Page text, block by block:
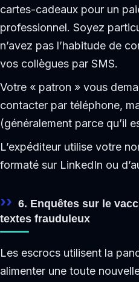
cartes-cadeaux pour un
professionnel. Soyez
n’avez pas l’habitude de
vos collègues par SMS.
Votre « patron » vous
contacter par téléphone,
(généralement parce qu’il
L’expéditeur utilise votre
formaté sur LinkedIn ou
6. Enquêtes sur le
textes frauduleux
Les escrocs utilisent la
alimenter une toute